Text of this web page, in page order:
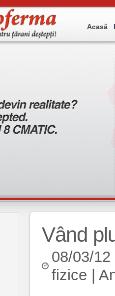
Acasă
Vând
08/03/
fizice